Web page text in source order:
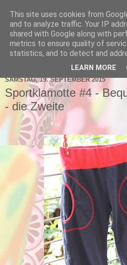
schnick-
SAMSTAG, 19. SEPTEMBER 2015
Sportklamotte #4 -
- die Zweite
This site uses cookies from
and to analyze traffic. Your IP
shared with Google along with
metrics to ensure quality of
statistics, and to detect and
LEARN MORE